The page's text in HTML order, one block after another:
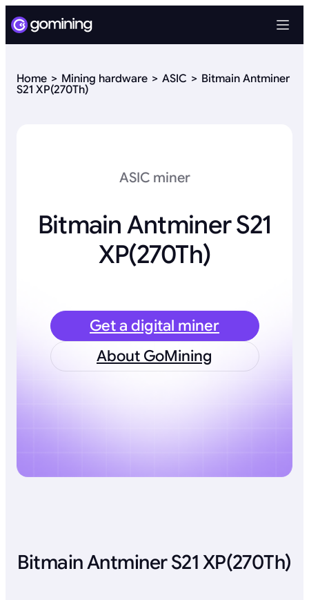
Home Mining hardware ASIC
Bitmain Antminer
S21 XP(270Th)
ASIC miner
Bitmain Antminer S21
XP(270Th)
Get a digital miner
About GoMining
Bitmain Antminer S21 XP(270Th)